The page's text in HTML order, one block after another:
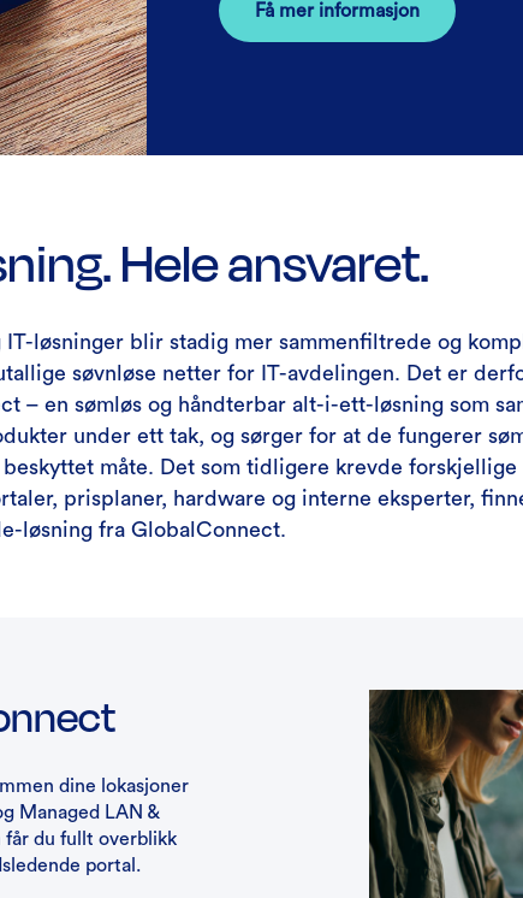
Få mer informasjon
Hele ansvaret.
IT-løsninger blir stadig mer sammenfiltrede og
søvnløse netter for IT-avdelingen. Det er
– en sømløs og håndterbar alt-i-ett-løsning som
under ett tak, og sørger for at de fungerer
måte. Det som tidligere krevde forskjellige
prisplaner, hardware og interne eksperter,
løsning fra GlobalConnect.
dine lokasjoner
Managed LAN &
får du fullt overblikk
portal.